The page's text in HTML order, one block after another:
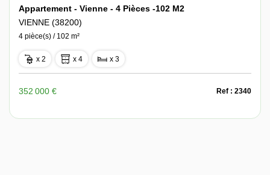
Appartement - Vienne - 4 Pièces -102 M2
VIENNE (38200)
4 pièce(s) / 102 m²
x 2 x 4 x 3
352 000 € Ref : 2340